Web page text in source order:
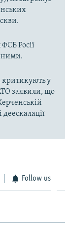
Росії
критикують у
заявили, що
Follow us